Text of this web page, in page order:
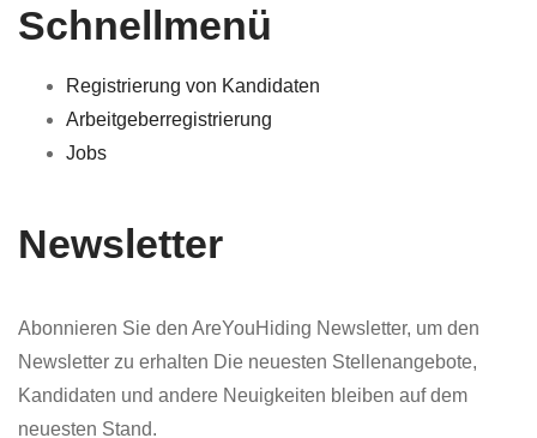
Schnellmenü
Registrierung von Kandidaten
Arbeitgeberregistrierung
Jobs
Newsletter
Abonnieren Sie den AreYouHiding Newsletter, um den
Newsletter zu erhalten Die neuesten Stellenangebote,
Kandidaten und andere Neuigkeiten bleiben auf dem
neuesten Stand.